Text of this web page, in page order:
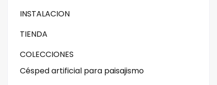
INSTALACION
TIENDA
COLECCIONES
Césped artificial para paisajismo